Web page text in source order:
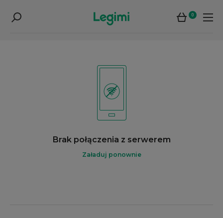
0
Brak połączenia z serwerem
Załaduj ponownie